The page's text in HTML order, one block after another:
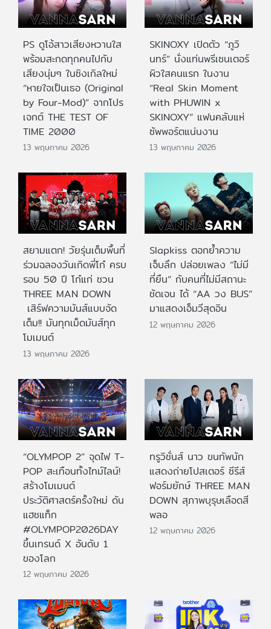
PS ดูโอ้สาวเสียงหวานใส
พร้อมสะกดทุกคนไปกับ
เสียงนุ่มๆ ในซิงเกิลใหม่
“หายใจเป็นเธอ (Original
by Four-Mod)” จากโปร
เจกต์ THE TEST OF
TIME 2000
13 พฤษภาคม 2026
SKINOXY เปิดตัว “ภูวิ
นทร์” นั่งแท่นพรีเซนเตอร์
ผิวใสคนแรก ในงาน
“Real Skin Moment
with PHUWIN x
SKINOXY” แฟนคลับแห่
ซัพพอร์ตแน่นงาน
13 พฤษภาคม 2026
สยามแตก! วัยรุ่นเต็มพื้นที่
ร่วมฉลองวันเกิดพี่โก๋ ครบ
รอบ 50 ปี โก๋แก่ ชวน
THREE MAN DOWN
เสิร์ฟความมันส์แบบจัด
เต็ม!! มันทุกเม็ดมันส์ทุก
โมเมนต์
13 พฤษภาคม 2026
Slapkiss ตอกย้ำความ
เจ็บลึก ปล่อยเพลง “ไม่มี
ที่ยืน” กับคนที่ไม่มีสถานะ
ชัดเจน ได้ “AA วง BUS”
มาแสดงเอ็มวีสุดอิน
12 พฤษภาคม 2026
“OLYMPOP 2” จุดไฟ T-
POP สะเทือนทั้งไทม์ไลน์!
สร้างโมเมนต์
ประวัติศาสตร์ครั้งใหม่ ดัน
แฮชแท็ก
#OLYMPOP2026DAY
ขึ้นเทรนด์ X อันดับ 1
ของโลก
12 พฤษภาคม 2026
ทรูวิชั่นส์ นาว ขนทัพนัก
แสดงถ่ายโปสเตอร์ ซีรีส์
ฟอร์มยักษ์ THREE MAN
DOWN สุภาพบุรุษเลือดสี
พลอ
12 พฤษภาคม 2026